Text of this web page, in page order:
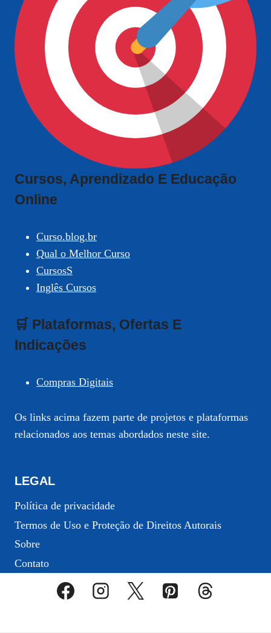
Cursos, Aprendizado E Educação
Online
Curso.blog.br
Qual o Melhor Curso
CursosS
Inglês Cursos
🛒 Plataformas, Ofertas E
Indicações
Compras Digitais
Os links acima fazem parte de projetos e plataformas
relacionados aos temas abordados neste site.
LEGAL
Política de privacidade
Termos de Uso e Proteção de Direitos Autorais
Sobre
Contato